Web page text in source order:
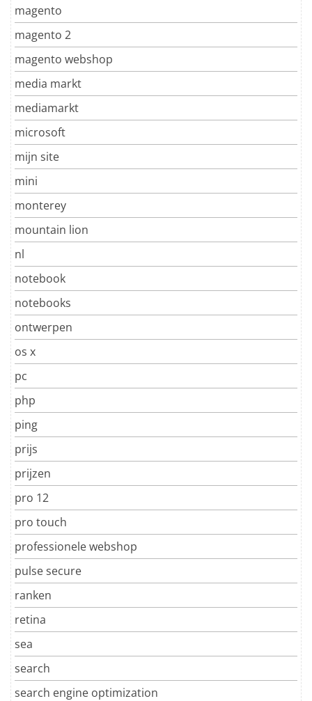
magento
magento 2
magento webshop
media markt
mediamarkt
microsoft
mijn site
mini
monterey
mountain lion
nl
notebook
notebooks
ontwerpen
os x
pc
php
ping
prijs
prijzen
pro 12
pro touch
professionele webshop
pulse secure
ranken
retina
sea
search
search engine optimization